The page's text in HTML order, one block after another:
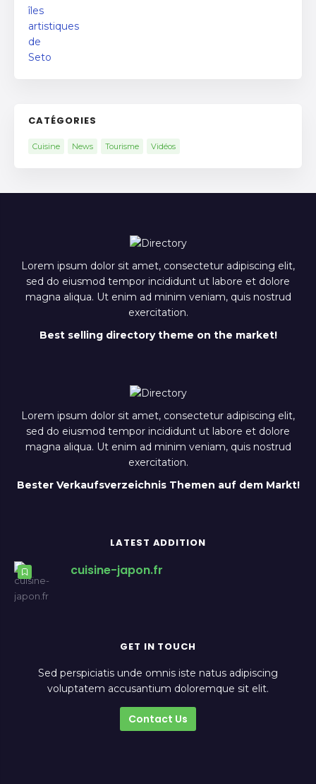
CATÉGORIES
Cuisine News Tourisme Vidéos
Lorem ipsum dolor sit amet, consectetur adipiscing elit,
sed do eiusmod tempor incididunt ut labore et dolore
magna aliqua. Ut enim ad minim veniam, quis nostrud
exercitation.
Best selling directory theme on the market!
Lorem ipsum dolor sit amet, consectetur adipiscing elit,
sed do eiusmod tempor incididunt ut labore et dolore
magna aliqua. Ut enim ad minim veniam, quis nostrud
exercitation.
Bester Verkaufsverzeichnis Themen auf dem Markt!
LATEST ADDITION
cuisine-japon.fr
GET IN TOUCH
Sed perspiciatis unde omnis iste natus adipiscing
voluptatem accusantium doloremque sit elit.
Contact Us